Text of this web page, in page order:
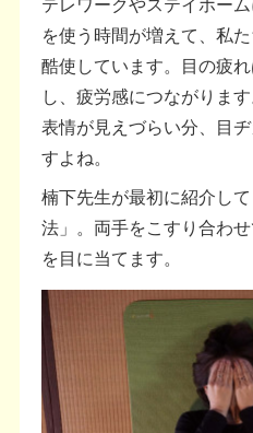
を使う時間が増えて、私
酷使しています。目の疲
し、疲労感につながりま
表情が見えづらい分、目
すよね。
楠下先生が最初に紹介し
法」。両手をこすり合わ
を目に当てます。